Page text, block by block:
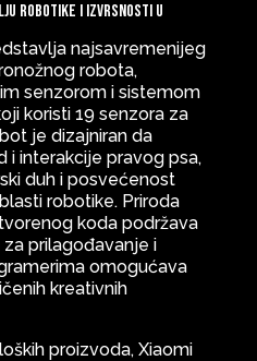
robotike i izvrsnosti u
najsavremenijeg
robota,
senzorom i sistemom
koristi 19 senzora za
je dizajniran da
i interakcije pravog psa,
duh i posvećenost
robotike. Priroda
koda podržava
prilagođavanje i
omogućava
kreativnih
proizvoda, Xiaomi